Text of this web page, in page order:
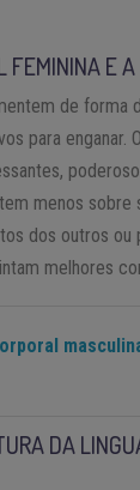
FEMININA E
de forma
para enganar.
menos sobre
dos outros ou
melhores
DA